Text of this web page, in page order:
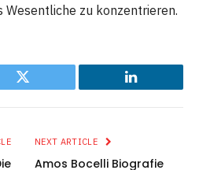
Wesentliche zu konzentrieren.
Twitter LinkedIn
NEXT ARTICLE
Amos Bocelli Biografie